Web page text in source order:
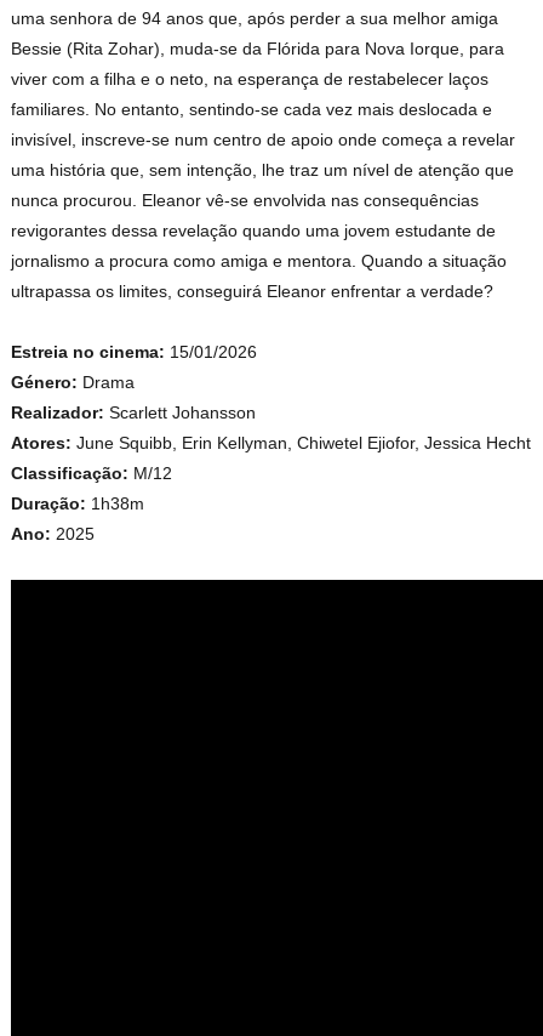
uma senhora de 94 anos que, após perder a sua melhor amiga
Bessie (Rita Zohar), muda-se da Flórida para Nova Iorque, para
viver com a filha e o neto, na esperança de restabelecer laços
familiares. No entanto, sentindo-se cada vez mais deslocada e
invisível, inscreve-se num centro de apoio onde começa a revelar
uma história que, sem intenção, lhe traz um nível de atenção que
nunca procurou. Eleanor vê-se envolvida nas consequências
revigorantes dessa revelação quando uma jovem estudante de
jornalismo a procura como amiga e mentora. Quando a situação
ultrapassa os limites, conseguirá Eleanor enfrentar a verdade?
Estreia no cinema: 15/01/2026
Género: Drama
Realizador: Scarlett Johansson
Atores: June Squibb, Erin Kellyman, Chiwetel Ejiofor, Jessica Hecht
Classificação: M/12
Duração: 1h38m
Ano: 2025